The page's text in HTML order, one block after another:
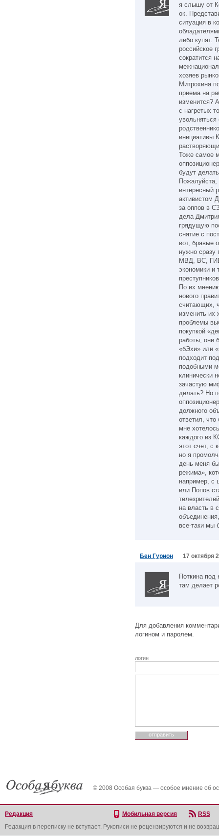
я слышу от
ок.
ситуация в
либо купят.
российское
сократится
хозяев
Митрохина
приема на
изменится?
с нагретых
инициативы
Тоже самое
будут
интересный
активистом
за оппов в
дела
грядущую
снятие с
вот, бравые
нужно сразу
МВД, ВС,
экономики и
По их
нового
считающих,
изменить их
проблемы
покупкой
работы, они
«бЭхи» или
подходит
подобными
клинически
зачастую
делать? Но
должного
ответил,
мне
каждого из
этот счет, с
но я
день меня
режима»,
например, с
или Попов
на власть в
все-таки мы
Бен Гурион 17 октября
Поткина под
там делает
Для добавления
логином и паролем.
логин
© 2008 Особая буква — особое мнение об
Редакция Мобильная версия
RSS
Редакция в переписку не вступает. Рукописи не рецензируются и не